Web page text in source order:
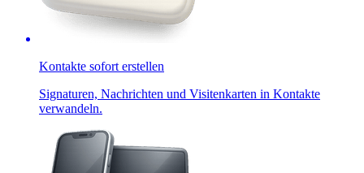
Kontakte sofort erstellen
Signaturen, Nachrichten und Visitenkarten in Kontakte
verwandeln.